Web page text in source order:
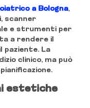
a Bologna,
scanner
e strumenti per
a rendere il
paziente. La
clinico, ma può
estetiche